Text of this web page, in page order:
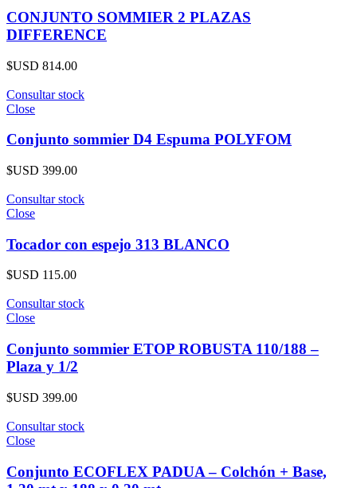
CONJUNTO SOMMIER 2 PLAZAS
DIFFERENCE
$USD 814.00
Consultar stock
Close
Conjunto sommier D4 Espuma POLYFOM
$USD 399.00
Consultar stock
Close
Tocador con espejo 313 BLANCO
$USD 115.00
Consultar stock
Close
Conjunto sommier ETOP ROBUSTA 110/188 –
Plaza y 1/2
$USD 399.00
Consultar stock
Close
Conjunto ECOFLEX PADUA – Colchón + Base,